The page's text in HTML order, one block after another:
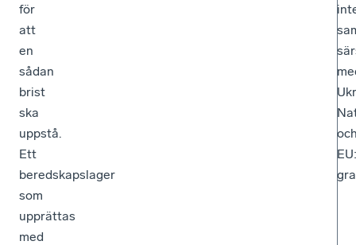
för
att
en
sådan
brist
ska
uppstå.
Ett
beredskapslager
som
upprättas
med